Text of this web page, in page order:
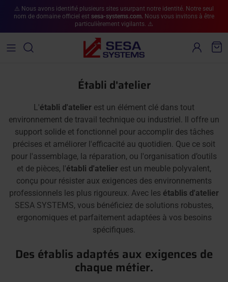
Aller au contenu
⚠️ Nous avons identifié plusieurs sites usurpant notre identité. Notre seul
nom de domaine officiel est sesa-systems.com. Nous vous invitons à être
particulièrement vigilants. ⚠️
Compte
Établi d'atelier
L'établi d'atelier est un élément clé dans tout
environnement de travail technique ou industriel. Il offre un
support solide et fonctionnel pour accomplir des tâches
précises et améliorer l'efficacité au quotidien. Que ce soit
pour l'assemblage, la réparation, ou l'organisation d’outils
et de pièces, l'établi d'atelier est un meuble polyvalent,
conçu pour résister aux exigences des environnements
professionnels les plus rigoureux. Avec les établis d'atelier
SESA SYSTEMS, vous bénéficiez de solutions robustes,
ergonomiques et parfaitement adaptées à vos besoins
spécifiques.
Des établis adaptés aux exigences de
chaque métier.